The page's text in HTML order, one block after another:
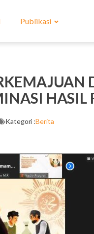
Publikasi
HASIL
Kategori :Berita